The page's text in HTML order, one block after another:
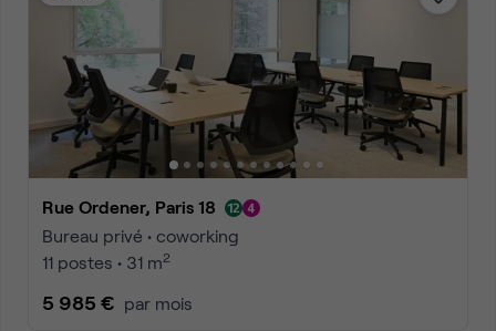
Rue Ordener, Paris 18
Bureau privé • coworking
11 postes • 31 m2
5 985 € par mois